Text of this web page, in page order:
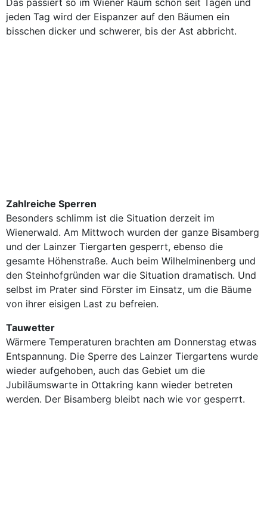
Das passiert so im Wiener Raum schon seit Tagen und
jeden Tag wird der Eispanzer auf den Bäumen ein
bisschen dicker und schwerer, bis der Ast abbricht.
Zahlreiche Sperren
Besonders schlimm ist die Situation derzeit im
Wienerwald. Am Mittwoch wurden der ganze Bisamberg
und der Lainzer Tiergarten gesperrt, ebenso die
gesamte Höhenstraße. Auch beim Wilhelminenberg und
den Steinhofgründen war die Situation dramatisch. Und
selbst im Prater sind Förster im Einsatz, um die Bäume
von ihrer eisigen Last zu befreien.
Tauwetter
Wärmere Temperaturen brachten am Donnerstag etwas
Entspannung. Die Sperre des Lainzer Tiergartens wurde
wieder aufgehoben, auch das Gebiet um die
Jubiläumswarte in Ottakring kann wieder betreten
werden. Der Bisamberg bleibt nach wie vor gesperrt.